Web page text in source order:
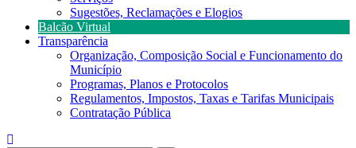
Sugestões, Reclamações e Elogios
Balcão Virtual
Transparência
Organização, Composição Social e Funcionamento do
Município
Programas, Planos e Protocolos
Regulamentos, Impostos, Taxas e Tarifas Municipais
Contratação Pública